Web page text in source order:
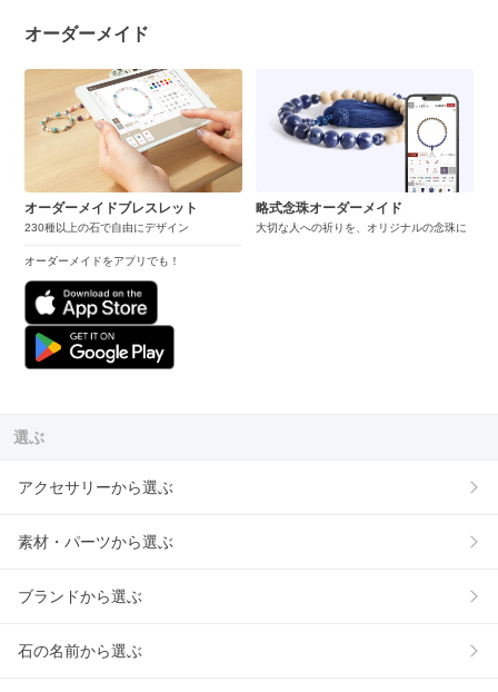
オーダーメイド
オーダーメイドブレスレット
230種以上の石で自由にデザイン
オーダーメイドをアプリでも！
略式念珠オーダーメイド
大切な人への祈りを、オリジナルの念珠に
選ぶ
アクセサリーから選ぶ
素材・パーツから選ぶ
ブランドから選ぶ
石の名前から選ぶ